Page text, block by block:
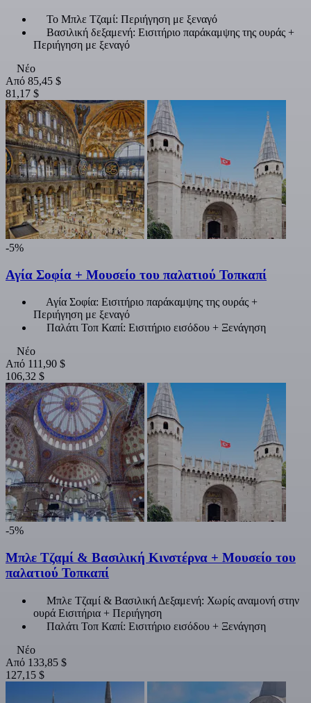
Το Μπλε Τζαμί: Περιήγηση με ξεναγό
Βασιλική δεξαμενή: Εισιτήριο παράκαμψης της ουράς +
Περιήγηση με ξεναγό
Νέο
Από 85,45 $
81,17 $
-5%
Αγία Σοφία + Μουσείο του παλατιού Τοπκαπί
Αγία Σοφία: Εισιτήριο παράκαμψης της ουράς +
Περιήγηση με ξεναγό
Παλάτι Τοπ Καπί: Εισιτήριο εισόδου + Ξενάγηση
Νέο
Από 111,90 $
106,32 $
-5%
Μπλε Τζαμί & Βασιλική Κινστέρνα + Μουσείο του
παλατιού Τοπκαπί
Μπλε Τζαμί & Βασιλική Δεξαμενή: Χωρίς αναμονή στην
ουρά Εισιτήρια + Περιήγηση
Παλάτι Τοπ Καπί: Εισιτήριο εισόδου + Ξενάγηση
Νέο
Από 133,85 $
127,15 $